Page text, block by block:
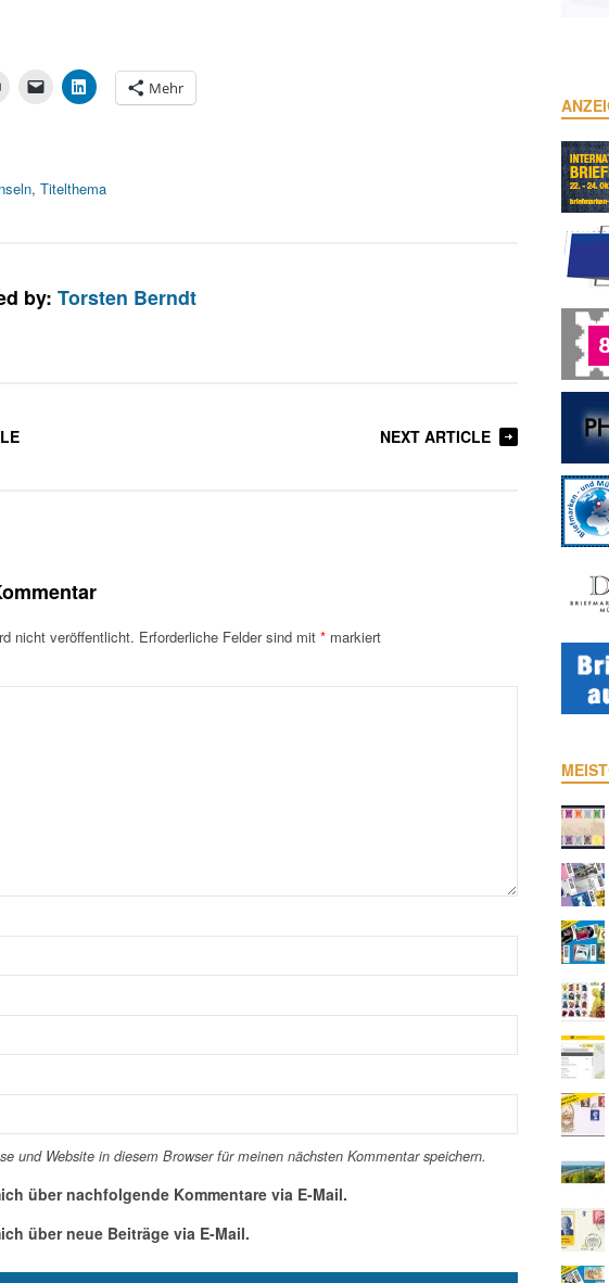
Mehr
, Titelthema
by: Torsten Berndt
NEXT ARTICLE
nicht veröffentlicht. Erforderliche Felder sind mit * markiert
und Website in diesem Browser für meinen nächsten Kommentar speichern.
über nachfolgende Kommentare via E-Mail.
über neue Beiträge via E-Mail.